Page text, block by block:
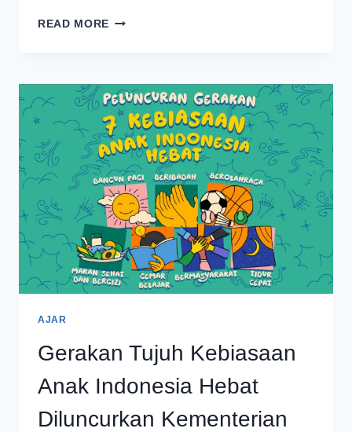
READ MORE INILAH
INDONESIA
HEBAT
MENURUT
KEMENTERIAN
PENDIDIKAN
DASAR
DAN
MENENGAH
AJAR
Gerakan Tujuh Kebiasaan
Anak Indonesia Hebat
Diluncurkan Kementerian